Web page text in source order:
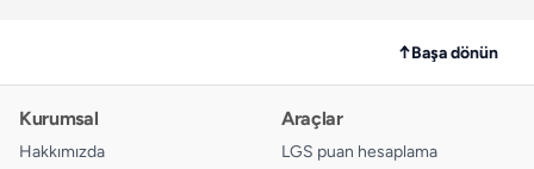
↑Başa dönün
Kurumsal
Hakkımızda
Araçlar
LGS puan hesaplama